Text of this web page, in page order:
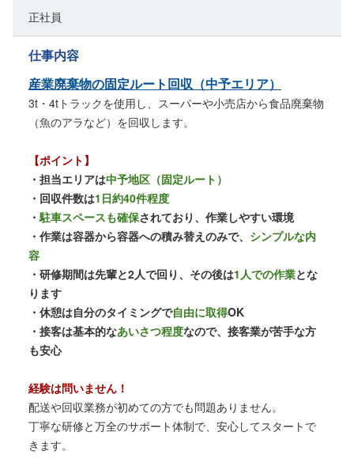
正社員
仕事内容
産業廃棄物の固定ルート回収（中予エリア）
3t・4tトラックを使用し、スーパーや小売店から食品廃棄物
（魚のアラなど）を回収します。
【ポイント】
・担当エリアは中予地区（固定ルート）
・回収件数は1日約40件程度
・駐車スペースも確保されており、作業しやすい環境
・作業は容器から容器への積み替えのみで、 シンプルな内
容
・研修期間は先輩と2人で回り、その後は1人での作業とな
ります
・休憩は自分のタイミングで自由に取得OK
・接客は基本的なあいさつ程度なので、接客業が苦手な方
も安心
経験は問いません！
配送や回収業務が初めての方でも問題ありません。
丁寧な研修と万全のサポート体制で、安心してスタートで
きます。